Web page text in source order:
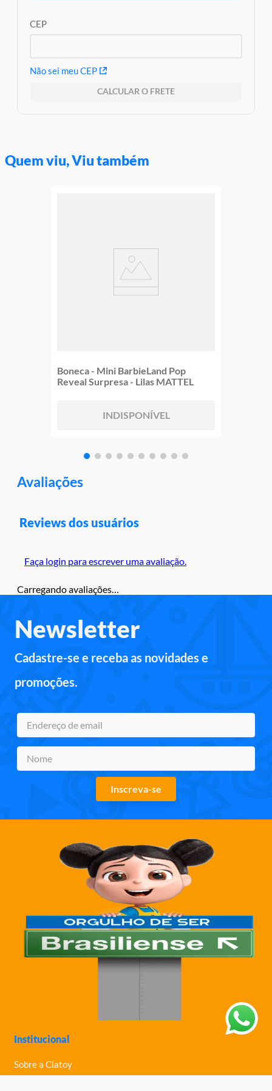
CEP
Não sei meu CEP
CALCULAR O FRETE
Quem viu, Viu também
Boneca - Mini BarbieLand Pop
Reveal Surpresa - Lilas MATTEL
INDISPONÍVEL
Avaliações
Reviews dos usuários
Faça login para escrever uma avaliação.
Carregando avaliações…
Newsletter
Cadastre-se e receba as novidades e
promoções.
Inscreva-se
Institucional
Sobre a Ciatoy